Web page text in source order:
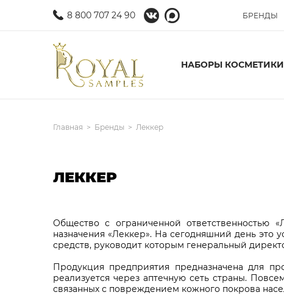
8 800 707 24 90 БРЕНДЫ
НАБОРЫ КОСМЕТИКИ
Главная Бренды Леккер
ЛЕККЕР
Общество с ограниченной ответственностью
назначения «Леккер». На сегодняшний день это
средств, руководит которым генеральный
Продукция предприятия предназначена для
реализуется через аптечную сеть страны.
связанных с повреждением кожного покрова